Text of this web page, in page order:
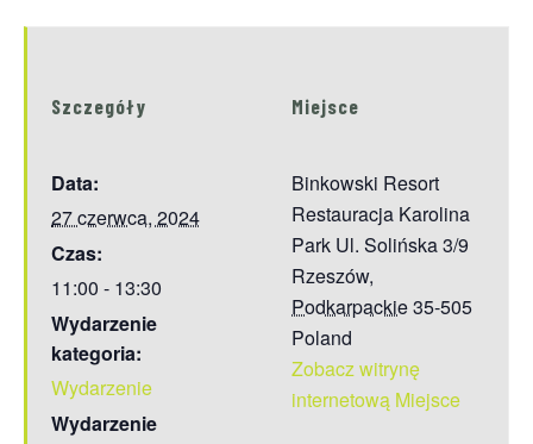
Szczegóły
Data:
27 czerwca, 2024
Czas:
11:00 - 13:30
Wydarzenie
kategoria:
Wydarzenie
Wydarzenie
Miejsce
Binkowski Resort
Restauracja Karolina
Park Ul. Solińska 3/9
Rzeszów,
Podkarpackie35-505
Poland
Zobacz witrynę
internetową Miejsce